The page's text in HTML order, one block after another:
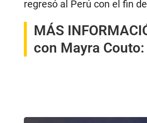
regresó al Perú con el fin
MÁS
con Mayra